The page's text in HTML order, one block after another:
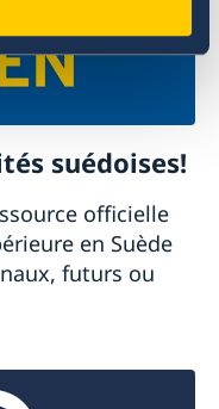
suédoises!
officielle
en Suède
futurs ou